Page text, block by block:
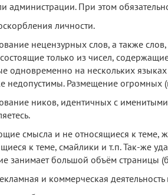
администрации. При этом
личности.
нецензурных слов, а также
только из чисел,
одновременно на нескольких
недопустимы. Размещение огромных
ников, идентичных с
смысла и не относящиеся к теме,
к теме, смайлики и т.п. Так-же
занимает большой объём страницы
и коммерческая